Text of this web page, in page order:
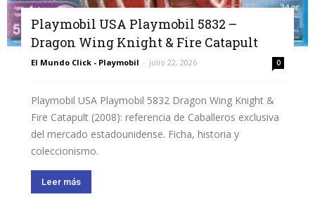
Playmobil USA Playmobil 5832 –
Dragon Wing Knight & Fire Catapult
El Mundo Click - Playmobil - julio 22, 2026 0
Playmobil USA Playmobil 5832 Dragon Wing Knight &
Fire Catapult (2008): referencia de Caballeros exclusiva
del mercado estadounidense. Ficha, historia y
coleccionismo.
Leer más